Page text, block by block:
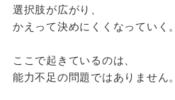
選択肢が広がり、
かえって決めにくくなっていく。
ここで起きているのは、
能力不足の問題ではありません。